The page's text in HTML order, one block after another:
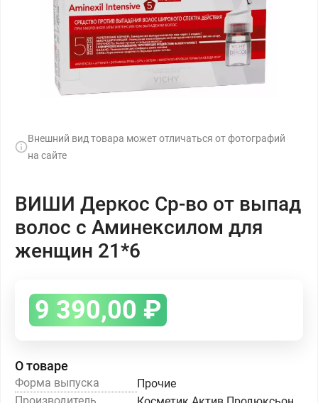
Внешний вид товара может отличаться от фотографий
на сайте
ВИШИ Деркос Ср-во от выпад
волос с Аминексилом для
женщин 21*6
9 390,00 ₽
О товаре
Форма выпуска
Прочие